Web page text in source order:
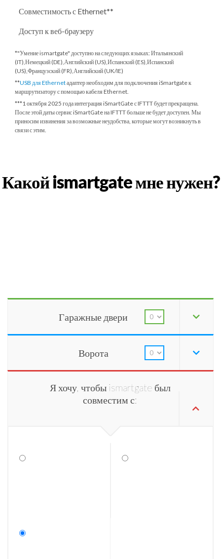
Совместимость с Ethernet**
Доступ к веб-браузеру
*"Умение ismartgate" доступно на следующих языках: Итальянский
(IT),Немецкий (DE),Английский (US),Испанский (ES),Испанский
(US),Французский (FR),Английский (UK/IE)
**USB для Ethernetадаптер необходим для подключения iSmartgate к
маршрутизатору с помощью кабеля Ethernet.
***1 октября 2025 годаинтеграция iSmartGate с IFTTT будет прекращена.
После этой даты сервис iSmartGate на IFTTT больше не будет доступен. Мы
приносим извинения за возможные неудобства, которые могут возникнуть в
связи с этим.
Какой ismartgate мне нужен?
Гаражные двери
Ворота
Я хочу, чтобы ismartgate был
совместим с: